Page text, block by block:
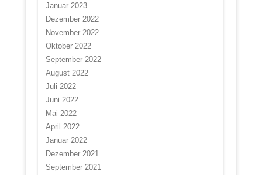
Januar 2023
Dezember 2022
November 2022
Oktober 2022
September 2022
August 2022
Juli 2022
Juni 2022
Mai 2022
April 2022
Januar 2022
Dezember 2021
September 2021